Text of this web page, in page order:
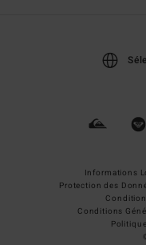
Informations
Protection des
Conditions